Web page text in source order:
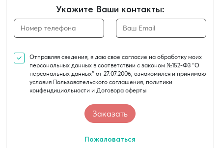
Укажите Ваши контакты:
Отправляя сведения, я даю свое согласие на обработку моих
персональных данных в соответствии с законом №152-Ф3 “О
персональных данных” от 27.07.2006, ознакомился и принимаю
условия Пользовательского соглашения, политики
конфендициальности и Договора оферты
Пожаловаться